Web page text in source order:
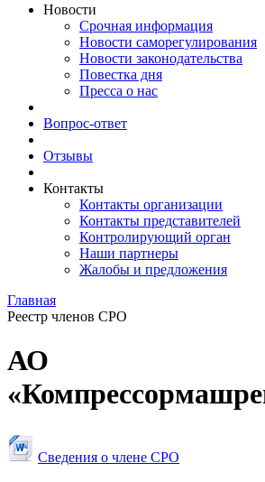
Новости
Срочная информация
Новости саморегулирования
Новости законодательства
Повестка дня
Пресса о нас
Вопрос-ответ
Отзывы
Контакты
Контакты организации
Контакты представителей
Контролирующий орган
Наши партнеры
Жалобы и предложения
Главная
Реестр членов СРО
АО
Сведения о члене СРО